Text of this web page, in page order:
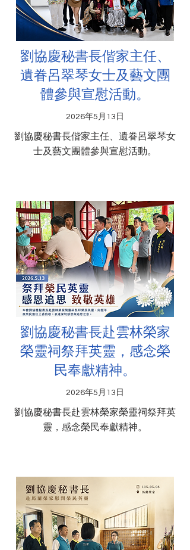
劉協慶秘書長偕家主任、
遺眷呂翠琴女士及藝文團
體參與宣慰活動。
2026年5月13日
劉協慶秘書長偕家主任、遺眷呂翠琴女
士及藝文團體參與宣慰活動。
劉協慶秘書長赴雲林榮家
榮靈祠祭拜英靈，感念榮
民奉獻精神。
2026年5月13日
劉協慶秘書長赴雲林榮家榮靈祠祭拜英
靈，感念榮民奉獻精神。